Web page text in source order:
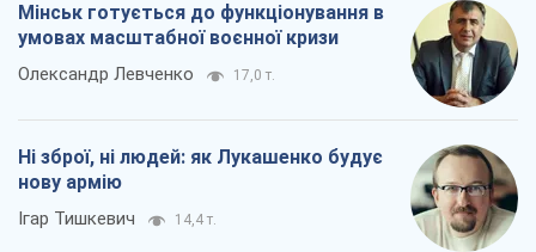
Мінськ готується до функціонування в
умовах масштабної воєнної кризи
Олександр Левченко 17,0 т.
Ні зброї, ні людей: як Лукашенко будує
нову армію
Ігар Тишкевич 14,4 т.